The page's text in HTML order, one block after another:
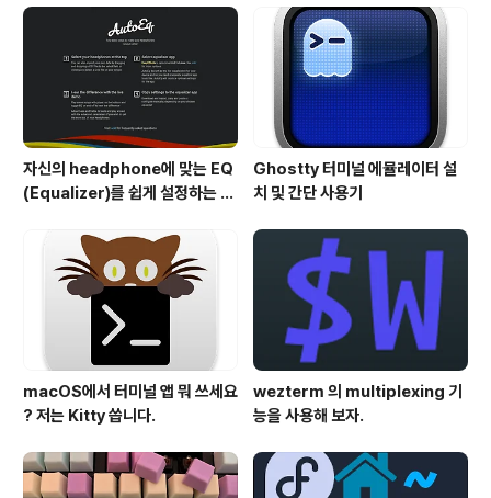
자신의 headphone에 맞는 EQ
(Equalizer)를 쉽게 설정하는 방
Ghostty 터미널 에뮬레이터 설
치 및 간단 사용기
macOS에서 터미널 앱 뭐 쓰세요
? 저는 Kitty 씁니다.
wezterm 의 multiplexing 기
능을 사용해 보자.